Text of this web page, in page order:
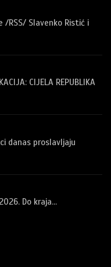
/RSS/ Slavenko Ristić i
CIJELA REPUBLIKA
danas proslavljaju
Do kraja…